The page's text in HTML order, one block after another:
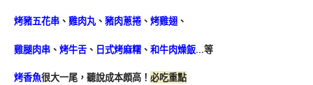
烤豬五花串 、 雞肉丸 、 豬肉蔥捲、 烤雞翅 、
雞腿肉串 、 烤牛舌 、 日式烤麻糬 、 和牛肉燥飯…等
烤香魚很大一尾，聽說成本頗高！ 必吃重點